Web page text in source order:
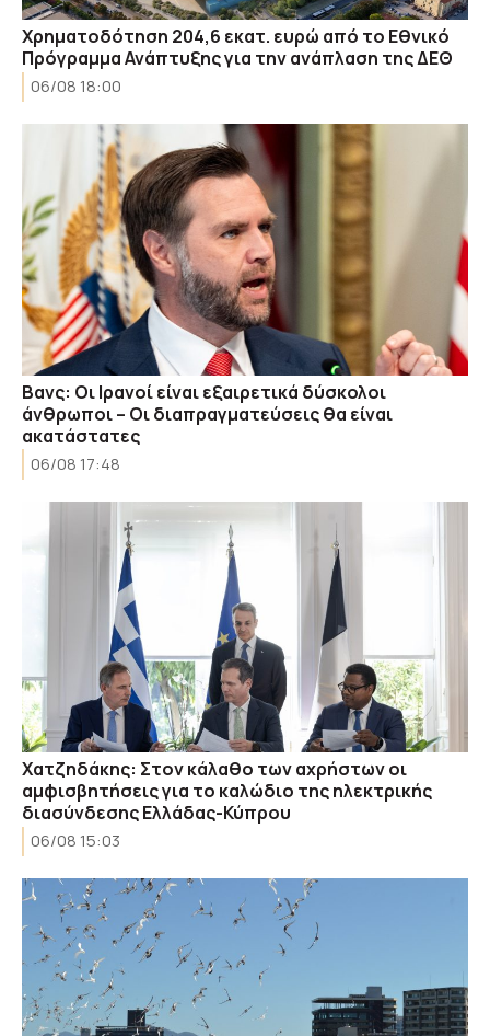
Χρηματοδότηση 204,6 εκατ. ευρώ από το Εθνικό
Πρόγραμμα Ανάπτυξης για την ανάπλαση της ΔΕΘ
06/08 18:00
Βανς: Οι Ιρανοί είναι εξαιρετικά δύσκολοι
άνθρωποι – Οι διαπραγματεύσεις θα είναι
ακατάστατες
06/08 17:48
Χατζηδάκης: Στον κάλαθο των αχρήστων οι
αμφισβητήσεις για το καλώδιο της ηλεκτρικής
διασύνδεσης Ελλάδας-Κύπρου
06/08 15:03